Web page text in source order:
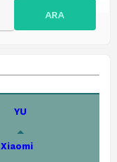
ARA
YU
Xiaomi